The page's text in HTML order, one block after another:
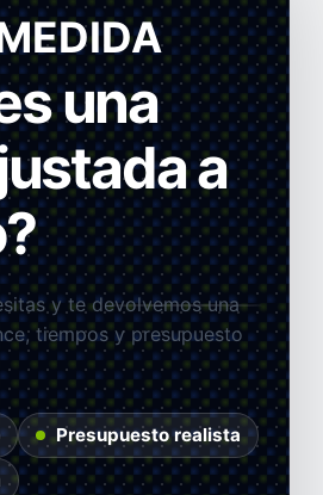
una
a
y te devolvemos una
tiempos y presupuesto
Presupuesto realista